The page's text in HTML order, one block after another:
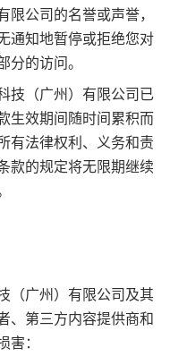
公司的名誉或声誉，
通知地暂停或拒绝您对
的访问。
技（广州）有限公司已
生效期间随时间累积而
有法律权利、义务和责
款的规定将无限期继续
（广州）有限公司及其
、第三方内容提供商和
：